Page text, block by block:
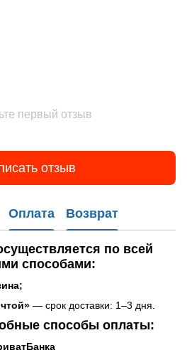
первый отзыв
отзыв
Оплата Возврат
по всей
способами:
;
— срок доставки: 1–3 дня.
способы оплаты: